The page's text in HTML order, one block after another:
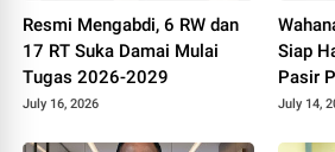
Resmi Mengabdi, 6 RW dan
17 RT Suka Damai Mulai
Tugas 2026-2029
July 16, 2026
Siap
Pasir
2026
July 14,